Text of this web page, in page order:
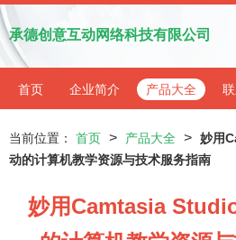
承德创意互动网络科技有限公司
首页 企业简介 产品大全
当前位置： 首页 > 产品大全 > 妙用
动的计算机教学资源与技术服务指南
妙用Camtasia